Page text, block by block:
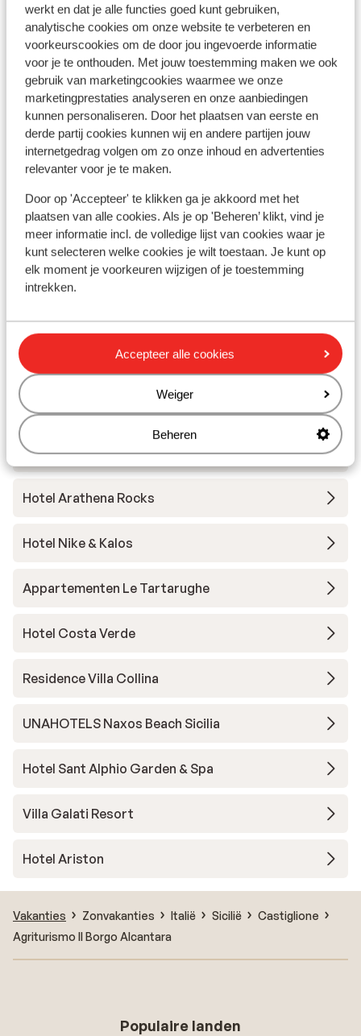
werkt en dat je alle functies goed kunt gebruiken,
analytische cookies om onze website te verbeteren en
voorkeurscookies om de door jou ingevoerde informatie
voor je te onthouden. Met jouw toestemming maken we ook
gebruik van marketingcookies waarmee we onze
marketingprestaties analyseren en onze aanbiedingen
kunnen personaliseren. Door het plaatsen van eerste en
derde partij cookies kunnen wij en andere partijen jouw
internetgedrag volgen om zo onze inhoud en advertenties
relevanter voor je te maken.
Door op 'Accepteer' te klikken ga je akkoord met het
plaatsen van alle cookies. Als je op 'Beheren’ klikt, vind je
meer informatie incl. de volledige lijst van cookies waar je
kunt selecteren welke cookies je wilt toestaan. Je kunt op
elk moment je voorkeuren wijzigen of je toestemming
intrekken.
Accepteer alle cookies
Weiger
Beheren
Sfeervol & kleinschalig
Wo 7 Okt. - Ma 12 Okt.
Logies ontbijt 2pers.
vanaf prijs p.p.
€ 363
Bekijk
Andere accommodaties in Sicilië
Delta Hotels by Marriott Giardini Naxos
Appartementen Mare Marconi
Casale Romano Resort
Taormina Beach House
Grand Palladium Sicilia Resort & Signature Level
Hotel Alexander
Hotel Arathena Rocks
Hotel Nike & Kalos
Appartementen Le Tartarughe
Hotel Costa Verde
Residence Villa Collina
UNAHOTELS Naxos Beach Sicilia
Hotel Sant Alphio Garden & Spa
Villa Galati Resort
Hotel Ariston
Vakanties Zonvakanties Italië Sicilië
Castiglione
Agriturismo Il Borgo Alcantara
Populaire landen